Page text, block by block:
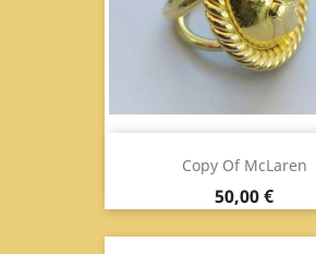
Copy Of McLaren
Prix
50,00 €